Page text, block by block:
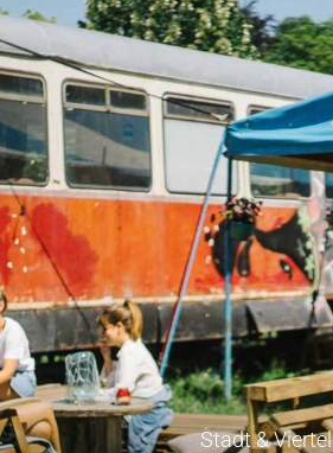
Stadt & Viertel